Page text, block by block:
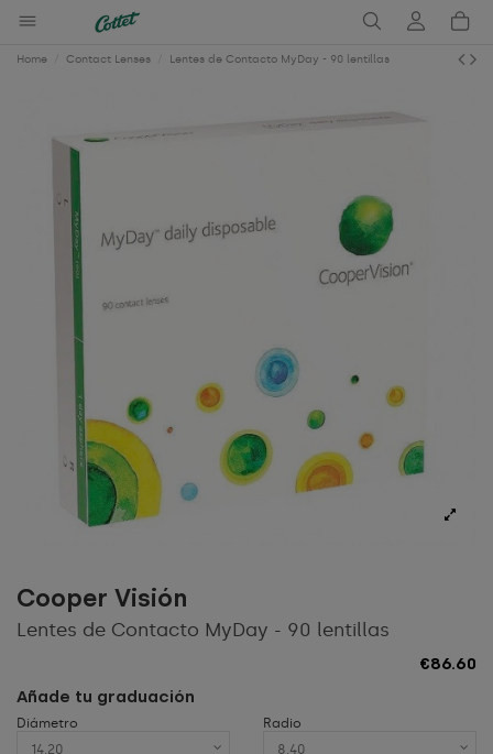
Home Contact Lenses Lentes de Contacto MyDay - 90 lentillas
Cooper Visión
Lentes de Contacto MyDay - 90 lentillas
€86.60
Añade tu graduación
Diámetro Radio